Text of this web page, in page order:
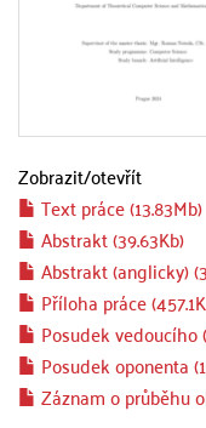
Zobrazit/otevřít
Text práce (13.83Mb)
Abstrakt (39.63Kb)
Abstrakt (anglicky)
Příloha práce
Posudek vedoucího
Posudek oponenta
Záznam o průběhu